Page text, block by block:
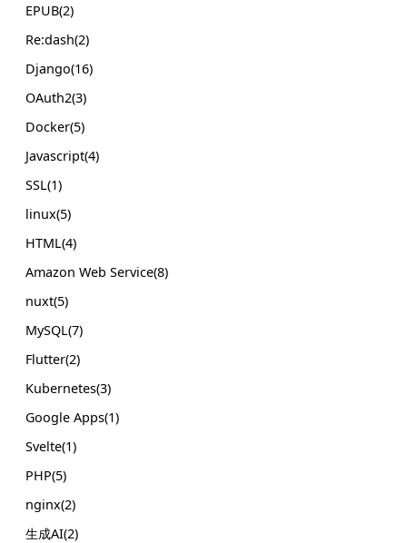
EPUB(2)
Re:dash(2)
Django(16)
OAuth2(3)
Docker(5)
Javascript(4)
SSL(1)
linux(5)
HTML(4)
Amazon Web Service(8)
nuxt(5)
MySQL(7)
Flutter(2)
Kubernetes(3)
Google Apps(1)
Svelte(1)
PHP(5)
nginx(2)
生成AI(2)